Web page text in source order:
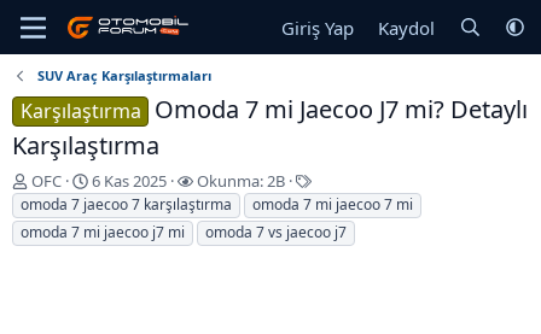
Giriş Yap Kaydol
SUV Araç Karşılaştırmaları
Karşılaştırma Omoda 7 mi Jaecoo J7 mi? Detaylı
Karşılaştırma
K
o
n
u
OFC
B
a
ş
l
6 Kas 2025 Okunma: 2B
E
t
i
k
omoda 7 jaecoo 7 karşılaştırma
omoda 7 mi jaecoo 7 mi
omoda 7 mi jaecoo j7 mi
omoda 7 vs jaecoo j7